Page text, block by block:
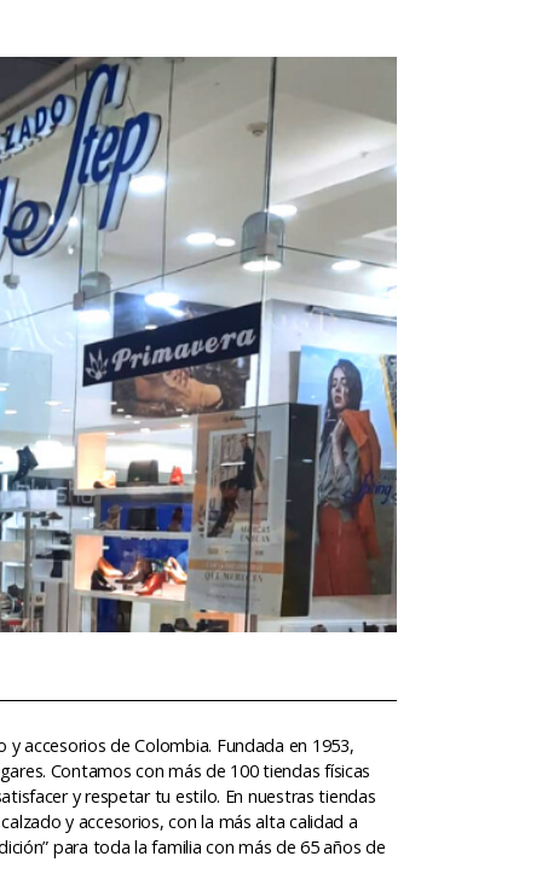
accesorios de Colombia. Fundada en 1953,
Contamos con más de 100 tiendas físicas
y respetar tu estilo. En nuestras tiendas
y accesorios, con la más alta calidad a
para toda la familia con más de 65 años de